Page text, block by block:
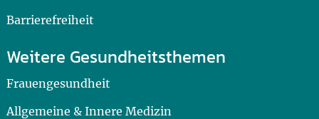
Barrierefreiheit
Weitere Gesundheitsthemen
Frauengesundheit
Allgemeine & Innere Medizin